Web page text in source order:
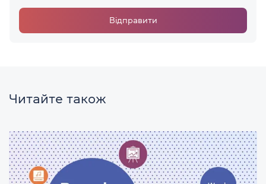
Відправити
Читайте також